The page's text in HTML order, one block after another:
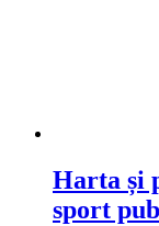
Harta și
sport